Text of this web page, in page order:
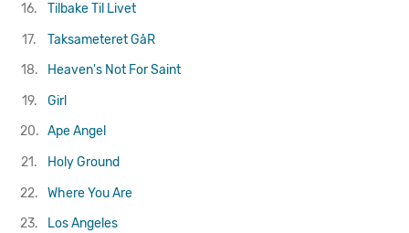
16.
Tilbake Til Livet
17.
Taksameteret GåR
18.
Heaven's Not For Saint
19.
Girl
20. Ape Angel
21.
Holy Ground
22.
Where You Are
23.
Los Angeles